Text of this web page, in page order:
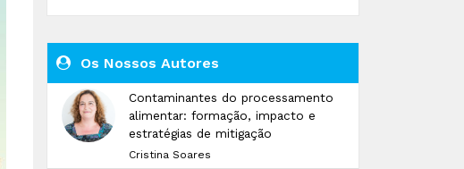
Os Nossos Autores
Contaminantes do processamento
alimentar: formação, impacto e
estratégias de mitigação
Cristina Soares